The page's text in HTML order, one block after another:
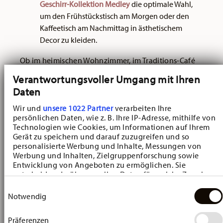
Verantwortungsvoller Umgang mit Ihren
Daten
Wir und unsere 1022 Partnerverarbeiten Ihre
persönlichen Daten, wie z. B. Ihre IP-Adresse, mithilfe von
Technologien wie Cookies, um Informationen auf Ihrem
Gerät zu speichern und darauf zuzugreifen und so
personalisierte Werbung und Inhalte, Messungen von
Werbung und Inhalten, Zielgruppenforschung sowie
Entwicklung von Angeboten zu ermöglichen. Sie
entscheiden darüber, wer Ihre Daten für welche Zwecke
Cookie-Erklärung oder durch Klicken auf das Privacy
Trigger Symbol ändern oder widerrufen
Notwendig
Präferenzen
Geschirr-Kollektion Medleydie optimale Wahl,
um den Frühstückstisch am Morgen oder den
Kaffeetisch am Nachmittag in ästhetischem
Decor zu kleiden.
Ob im heimischen Wohnzimmer, im Traditions-Café
oder beim festlichen Dinner mit Freunden: Mit
denKaffeekannen aus Porzellanwird jeder
gehobene Tisch zu einem Hingucker der eleganten
Art. Passende Tassen und Becher sowie
Tellererzeugen gemeinsam mit den edlen Kannen
von Hutschenreuther ein harmonisches und
elegantes Ambiente.
Entspannte Tee-Momente mit den
Entdecken Sie die Design-
Kollektionen